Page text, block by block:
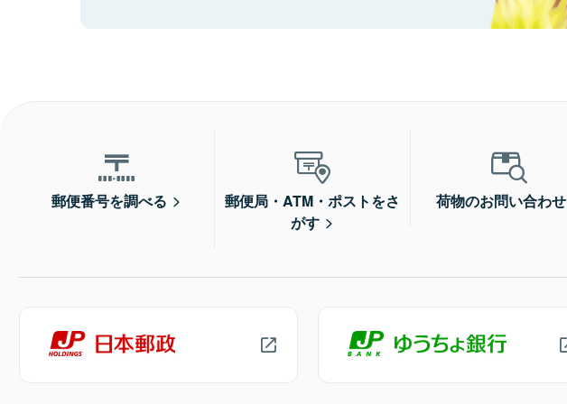
郵便番号を調べる
郵便局・ATM・ポストをさ
がす
荷物のお問い合わせ